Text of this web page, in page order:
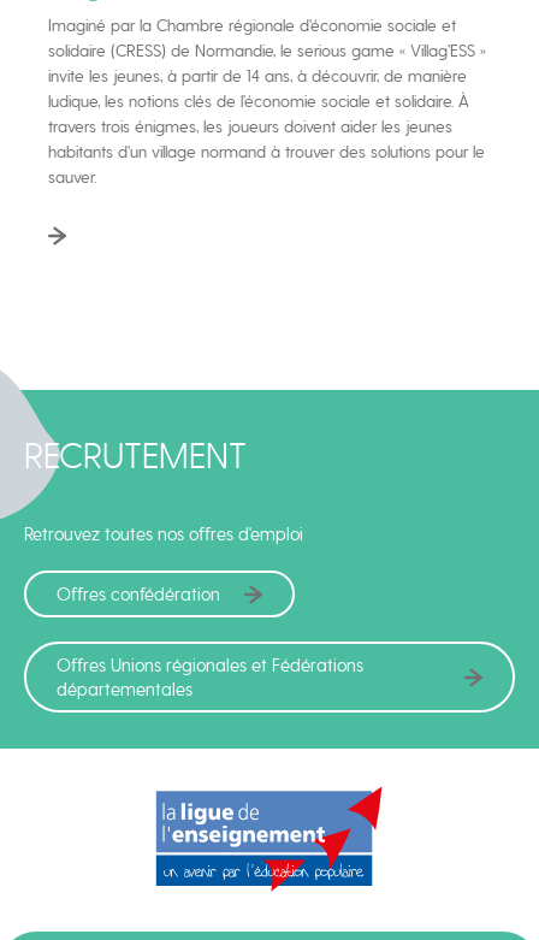
Imaginé par la Chambre régionale d’économie sociale et
solidaire (CRESS) de Normandie, le serious game « Villag’ESS »
invite les jeunes, à partir de 14 ans, à découvrir, de manière
ludique, les notions clés de l’économie sociale et solidaire. À
travers trois énigmes, les joueurs doivent aider les jeunes
habitants d’un village normand à trouver des solutions pour le
sauver.
RECRUTEMENT
Retrouvez toutes nos offres d'emploi
Offres confédération
Offres Unions régionales et Fédérations
départementales